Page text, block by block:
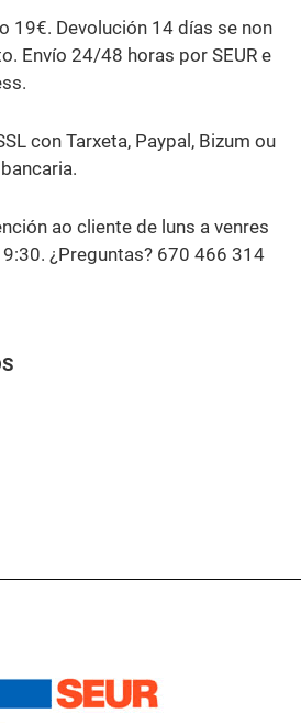
19€. Devolución 14 días se non
Envío 24/48 horas por SEUR e
con Tarxeta, Paypal, Bizum ou
ao cliente de luns a venres
¿Preguntas? 670 466 314